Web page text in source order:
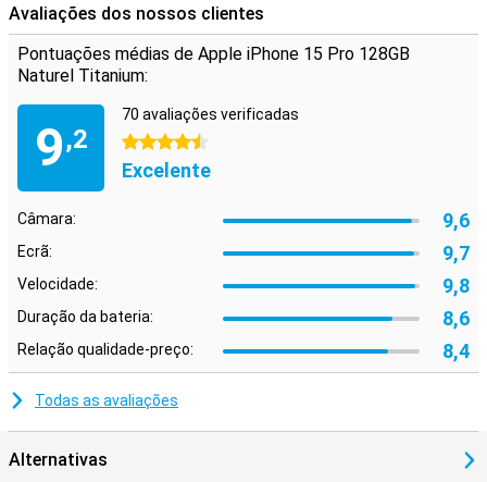
Avaliações dos nossos clientes
Pontuações médias de Apple iPhone 15 Pro 128GB
Naturel Titanium:
9,2
70 avaliações verificadas
4.5 estrelas
Excelente
Câmara: 9,6
Ecrã: 9,7
Velocidade: 9,8
Duração da bateria: 8,6
Relação qualidade-preço: 8,4
Todas as avaliações
Alternativas